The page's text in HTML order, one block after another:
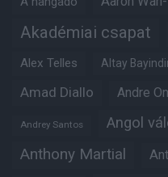
Akadémiai csapat
Alex Telles Altay
Amad Diallo Andre
Andrey Santos Angol
Anthony Martial